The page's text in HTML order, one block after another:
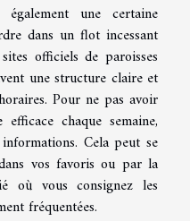
une certaine
dans un flot incessant
officiels de paroisses
une structure claire et
Pour ne pas avoir
chaque semaine,
Cela peut se
vos favoris ou par la
où vous consignez les
fréquentées.